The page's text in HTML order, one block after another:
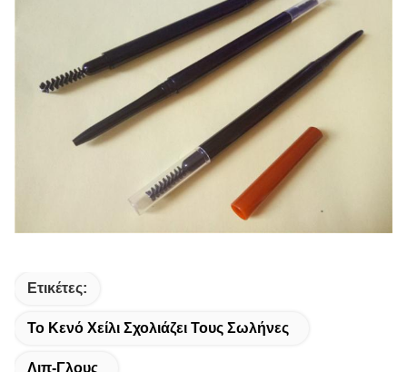
Ετικέτες:
Το Κενό Χείλι Σχολιάζει Τους Σωλήνες
Λιπ-Γλους